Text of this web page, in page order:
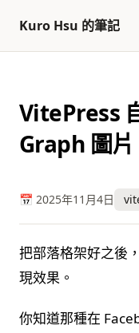
跳至內容
Kuro Hsu 的筆記
返回頂部
VitePress
Graph 圖片
📅 2025年11月4日
把部落格架好之後
現效果。
你知道那種在